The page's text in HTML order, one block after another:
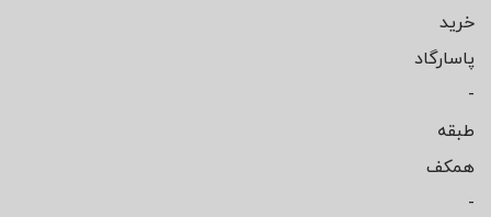
خرید
پاسارگاد
-
طبقه
همکف
-